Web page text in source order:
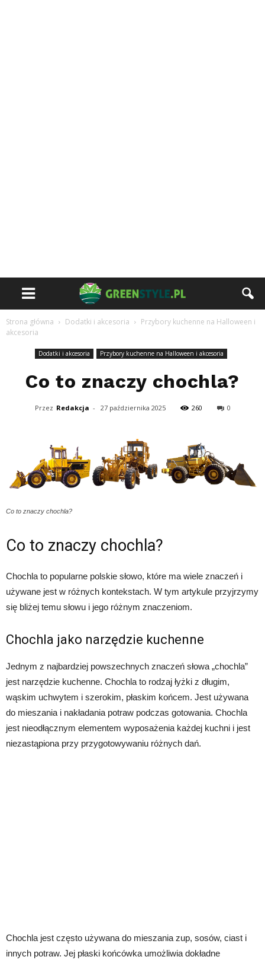
Strona główna Dodatki i akcesoria
Przybory kuchenne na Halloween i
akcesoria
Dodatki i akcesoria Przybory kuchenne na Halloween i akcesoria
Co to znaczy chochla?
Przez Redakcja - 27 października 2025 260 0
Co to znaczy chochla?
Co to znaczy chochla?
Chochla to popularne polskie słowo, które ma wiele znaczeń i
używane jest w różnych kontekstach. W tym artykule przyjrzymy
się bliżej temu słowu i jego różnym znaczeniom.
Chochla jako narzędzie kuchenne
Jednym z najbardziej powszechnych znaczeń słowa „chochla”
jest narzędzie kuchenne. Chochla to rodzaj łyżki z długim,
wąskim uchwytem i szerokim, płaskim końcem. Jest używana
do mieszania i nakładania potraw podczas gotowania. Chochla
jest nieodłącznym elementem wyposażenia każdej kuchni i jest
niezastąpiona przy przygotowywaniu różnych dań.
Chochla jest często używana do mieszania zup, sosów, ciast i
innych potraw. Jej płaski końcówka umożliwia dokładne